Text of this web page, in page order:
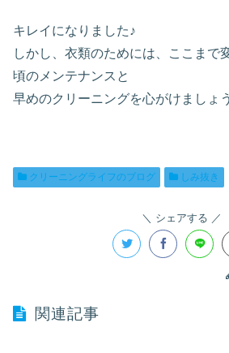
キレイになりました♪
しかし、衣類のためには、ここまで
頃のメンテナンスと
早めのクリーニングを心がけましょう
クリーニングライフのブログ しみ抜き
シェアする
関連記事